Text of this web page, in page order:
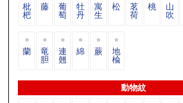
枇
杷
藤 葡
萄
牡
丹
寓
生
松 茗
荷
桃 山
吹
蘭 竜
胆
連
翹
綿 蕨 地
楡
動物紋